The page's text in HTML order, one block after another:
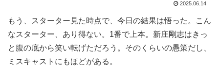
2025.06.14
もう、スターター見た時点で、今日の結果は悟った。こん
なスターター、あり得ない。1番で上本。新庄剛志はきっ
と腹の底から笑い転げただろう。そのくらいの愚策だし、
ミスキャストにもほどがある。